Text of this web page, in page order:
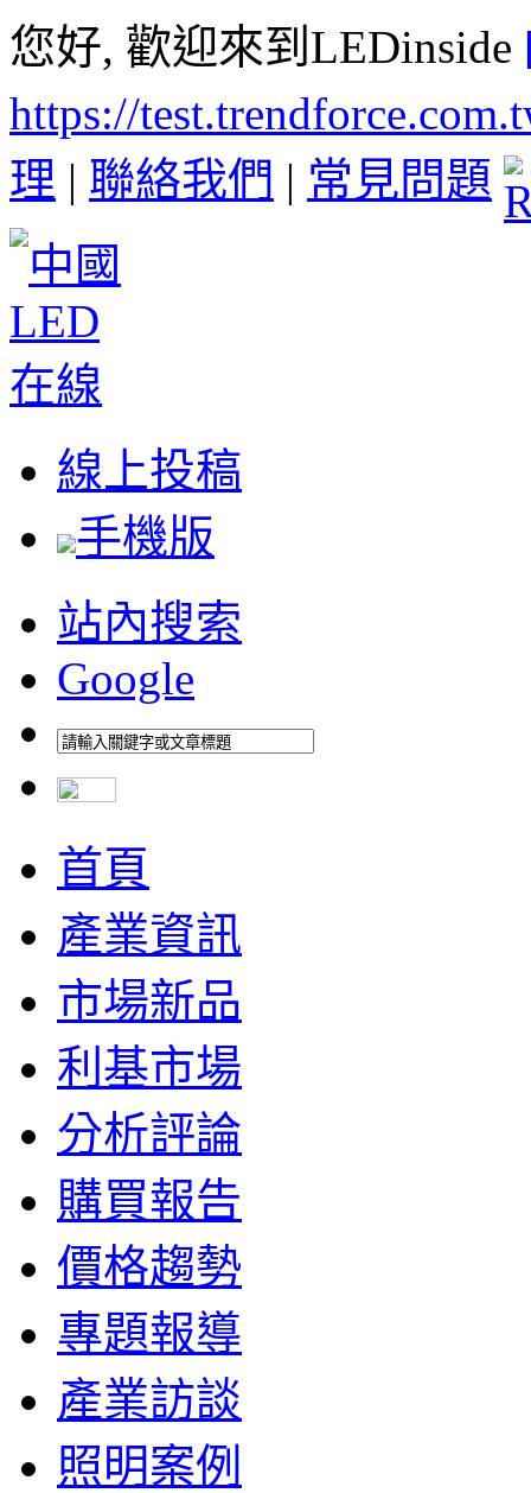
您好, 歡迎來到LEDinside
https://
理 | 聯絡我們 | 常見問題
線上投稿
手機版
站內搜索
Google
首頁
產業資訊
市場新品
利基市場
分析評論
購買報告
價格趨勢
專題報導
產業訪談
照明案例